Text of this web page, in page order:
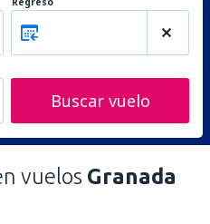
Buscar vuelo
vuelos Granada